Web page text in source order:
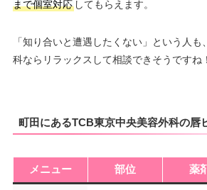
まで個室対応してもらえます。
「知り合いと遭遇したくない」という人
科ならリラックスして相談できそうですね！
町田にあるTCB東京中央美容外科の唇
メニュー 部位 薬